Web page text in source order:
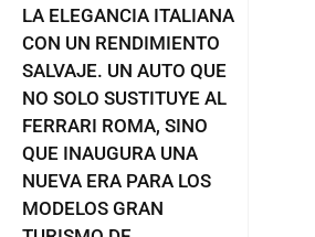
LA ELEGANCIA ITALIANA
CON UN RENDIMIENTO
SALVAJE. UN AUTO QUE
NO SOLO SUSTITUYE AL
FERRARI ROMA, SINO
QUE INAUGURA UNA
NUEVA ERA PARA LOS
MODELOS GRAN